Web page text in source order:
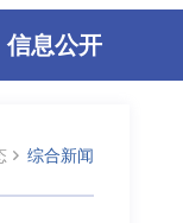
信息公开
综合新闻